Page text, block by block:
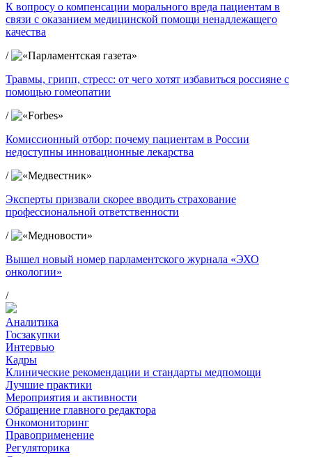
К вопросу о компенсации морального вреда пациентам в
связи с оказанием медицинской помощи ненадлежащего
качества
/
Травмы, грипп, стресс: от чего хотят избавиться россияне с
помощью гомеопатии
/
Комиссионный отбор: почему пациентам в России
недоступны инновационные лекарства
/
Эксперты призвали скорее вводить страхование
профессиональной ответственности
/
Вышел новый номер парламентского журнала «ЭХО
онкологии»
/
Аналитика
Госзакупки
Интервью
Кадры
Клинические рекомендации и стандарты медпомощи
Лучшие практики
Мероприятия и активности
Обращение главного редактора
Онкомониторинг
Правоприменение
Регуляторика